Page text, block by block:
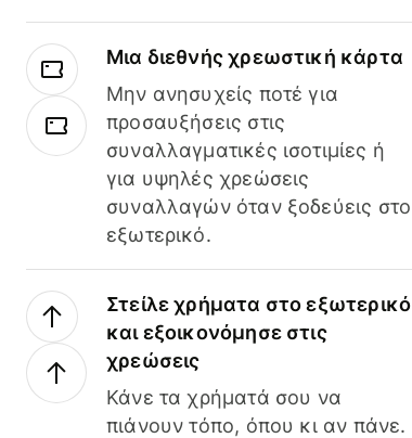
Μια διεθνής χρεωστική κάρτα
Μην ανησυχείς ποτέ για
προσαυξήσεις στις
συναλλαγματικές ισοτιμίες ή
για υψηλές χρεώσεις
συναλλαγών όταν ξοδεύεις στο
εξωτερικό.
Στείλε χρήματα στο εξωτερικό
και εξοικονόμησε στις
χρεώσεις
Κάνε τα χρήματά σου να
πιάνουν τόπο, όπου κι αν πάνε.